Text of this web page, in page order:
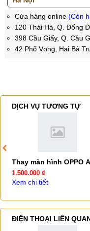
Cửa hàng online (Còn
120 Thái Hà, Q. Đống
398 Cầu Giấy, Q. Cầu
42 Phố Vọng, Hai Bà
DỊCH VỤ TƯƠNG TỰ
Thay màn hình OPPO
1.500.000 ₫
Xem chi tiết
ĐIỆN THOẠI LIÊN